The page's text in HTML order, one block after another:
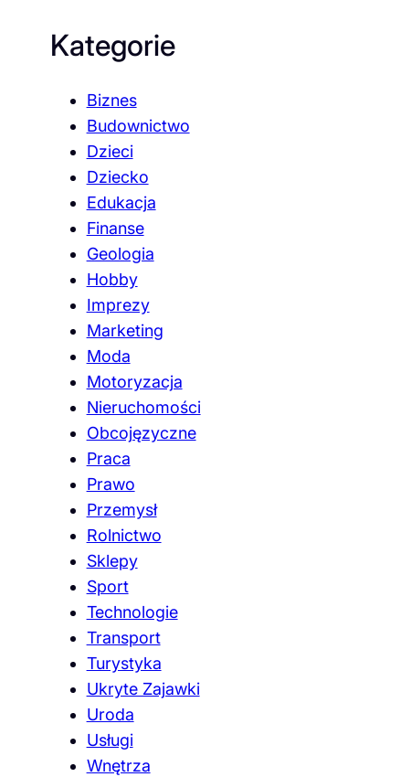
Kategorie
Biznes
Budownictwo
Dzieci
Dziecko
Edukacja
Finanse
Geologia
Hobby
Imprezy
Marketing
Moda
Motoryzacja
Nieruchomości
Obcojęzyczne
Praca
Prawo
Przemysł
Rolnictwo
Sklepy
Sport
Technologie
Transport
Turystyka
Ukryte Zajawki
Uroda
Usługi
Wnętrza